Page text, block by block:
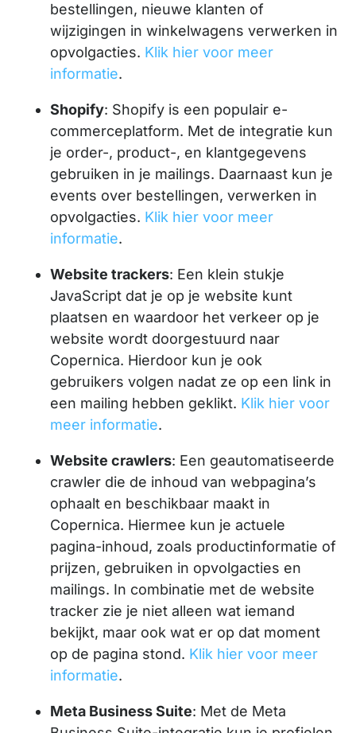
bestellingen, nieuwe klanten of
wijzigingen in winkelwagens verwerken in
opvolgacties. Klik hier voor meer
informatie.
Shopify: Shopify is een populair e-
commerceplatform. Met de integratie kun
je order-, product-, en klantgegevens
gebruiken in je mailings. Daarnaast kun je
events over bestellingen, verwerken in
opvolgacties. Klik hier voor meer
informatie.
Website trackers: Een klein stukje
JavaScript dat je op je website kunt
plaatsen en waardoor het verkeer op je
website wordt doorgestuurd naar
Copernica. Hierdoor kun je ook
gebruikers volgen nadat ze op een link in
een mailing hebben geklikt. Klik hier voor
meer informatie.
Website crawlers: Een geautomatiseerde
crawler die de inhoud van webpagina’s
ophaalt en beschikbaar maakt in
Copernica. Hiermee kun je actuele
pagina-inhoud, zoals productinformatie of
prijzen, gebruiken in opvolgacties en
mailings. In combinatie met de website
tracker zie je niet alleen wat iemand
bekijkt, maar ook wat er op dat moment
op de pagina stond. Klik hier voor meer
informatie.
Meta Business Suite: Met de Meta